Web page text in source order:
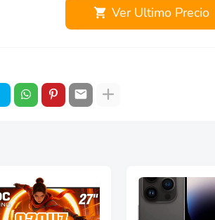
Ver Ultimo Precio